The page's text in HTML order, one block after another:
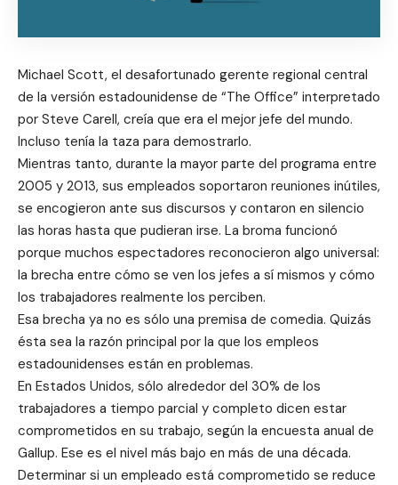
Michael Scott, el desafortunado gerente regional central
de la versión estadounidense de “The Office” interpretado
por Steve Carell, creía que era el mejor jefe del mundo.
Incluso tenía la taza para demostrarlo.
Mientras tanto, durante la mayor parte del programa entre
2005 y 2013, sus empleados soportaron reuniones inútiles,
se encogieron ante sus discursos y contaron en silencio
las horas hasta que pudieran irse. La broma funcionó
porque muchos espectadores reconocieron algo universal:
la brecha entre cómo se ven los jefes a sí mismos y cómo
los trabajadores realmente los perciben.
Esa brecha ya no es sólo una premisa de comedia. Quizás
ésta sea la razón principal por la que los empleos
estadounidenses están en problemas.
En Estados Unidos, sólo alrededor del 30% de los
trabajadores a tiempo parcial y completo dicen estar
comprometidos en su trabajo, según la encuesta anual de
Gallup. Ese es el nivel más bajo en más de una década.
Determinar si un empleado está comprometido se reduce